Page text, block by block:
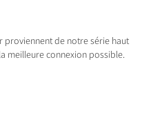
proviennent de notre série haut
meilleure connexion possible.